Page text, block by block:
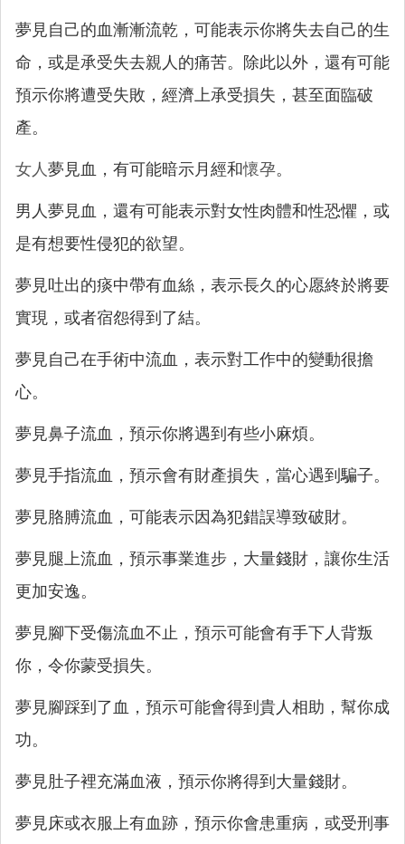
夢見自己的血漸漸流乾，可能表示你將失去自己的生
命，或是承受失去親人的痛苦。除此以外，還有可能
預示你將遭受失敗，經濟上承受損失，甚至面臨破
產。
女人夢見血，有可能暗示月經和懷孕。
男人夢見血，還有可能表示對女性肉體和性恐懼，或
是有想要性侵犯的欲望。
夢見吐出的痰中帶有血絲，表示長久的心愿終於將要
實現，或者宿怨得到了結。
夢見自己在手術中流血，表示對工作中的變動很擔
心。
夢見鼻子流血，預示你將遇到有些小麻煩。
夢見手指流血，預示會有財產損失，當心遇到騙子。
夢見胳膊流血，可能表示因為犯錯誤導致破財。
夢見腿上流血，預示事業進步，大量錢財，讓你生活
更加安逸。
夢見腳下受傷流血不止，預示可能會有手下人背叛
你，令你蒙受損失。
夢見腳踩到了血，預示可能會得到貴人相助，幫你成
功。
夢見肚子裡充滿血液，預示你將得到大量錢財。
夢見床或衣服上有血跡，預示你會患重病，或受刑事